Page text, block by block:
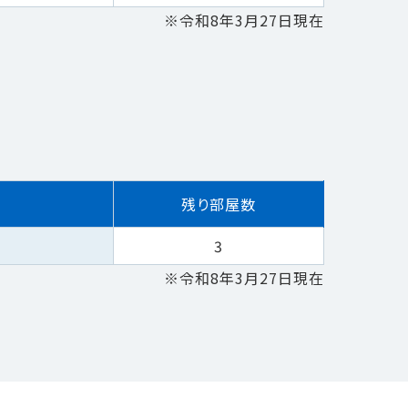
※令和8年3月27日現在
残り部屋数
3
※令和8年3月27日現在